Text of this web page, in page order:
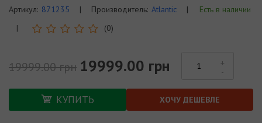
Артикул: 871235 | Производитель: Atlantic |
Есть в наличии
|
(0)
19999.00 грн 19999.00 грн
КУПИТЬ ХОЧУ ДЕШЕВЛЕ